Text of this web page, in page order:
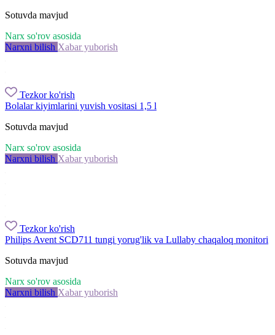
Sotuvda mavjud
Narx so'rov asosida
Narxni bilish Xabar yuborish
Tezkor ko'rish
Bolalar kiyimlarini yuvish vositasi 1,5 l
Sotuvda mavjud
Narx so'rov asosida
Narxni bilish Xabar yuborish
Tezkor ko'rish
Philips Avent SCD711 tungi yorug'lik va Lullaby chaqaloq monitori
Sotuvda mavjud
Narx so'rov asosida
Narxni bilish Xabar yuborish